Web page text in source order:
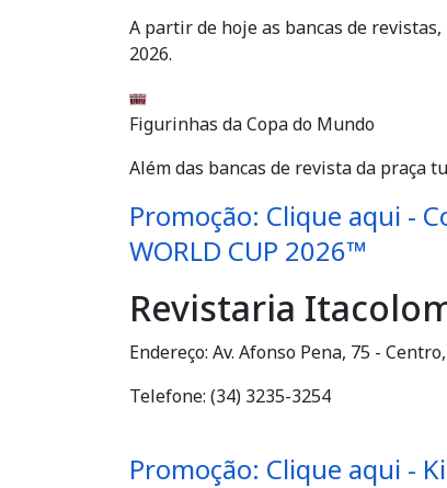
A partir de hoje as bancas de
2026.
Figurinhas da Copa do Mundo
Além das bancas de revista da praça
Promoção: Clique aqui -
WORLD CUP 2026™
Revistaria
Endereço: Av. Afonso Pena, 75 -
Telefone: (34) 3235-3254
Promoção: Clique aqui -